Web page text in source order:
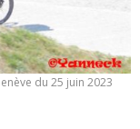
du 25 juin 2023